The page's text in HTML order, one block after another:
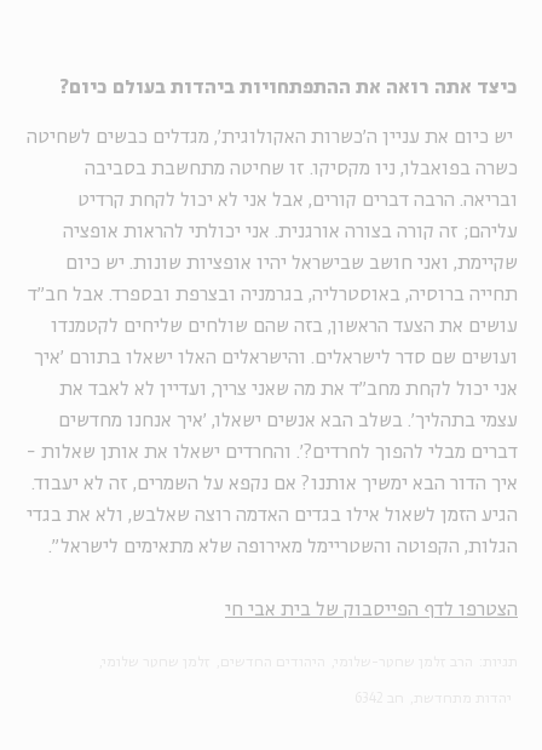
כיצד אתה רואה את ההתפתחויות ביהדות בעולם כיום?
יש כיום את עניין ה'כשרות האקולוגית', מגדלים כבשים לשחיטה
כשרה בפואבלו, ניו מקסיקו. זו שחיטה מתחשבת בסביבה
ובריאה. הרבה דברים קורים, אבל אני לא יכול לקחת קרדיט
עליהם; זה קורה בצורה אורגנית. אני יכולתי להראות אופציה
שקיימת, ואני חושב שבישראל יהיו אופציות שונות. יש כיום
תחייה ברוסיה, באוסטרליה, בגרמניה ובצרפת ובספרד. אבל חב"ד
עושים את הצעד הראשון, בזה שהם שולחים שליחים לקטמנדו
ועושים שם סדר לישראלים. והישראלים האלו ישאלו בתורם 'איך
אני יכול לקחת מחב"ד את מה שאני צריך, ועדיין לא לאבד את
עצמי בתהליך'. בשלב הבא אנשים ישאלו, 'איך אנחנו מחדשים
דברים מבלי להפוך לחרדים?'. והחרדים ישאלו את אותן שאלות -
איך הדור הבא ימשיך אותנו? אם נקפא על השמרים, זה לא יעבוד.
הגיע הזמן לשאול אילו בגדים האדמה רוצה שאלבש, ולא את בגדי
הגלות, הקפוטה והשטריימל מאירופה שלא מתאימים לישראל".
הצטרפו לדף הפייסבוק של בית אבי חי